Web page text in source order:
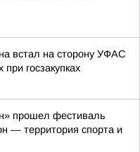
встал на сторону УФАС
госзакупках
прошел фестиваль
— территория спорта и